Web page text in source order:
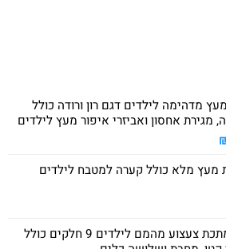
מדהימה לילדים דגם רון ורודה כולל
מגירת אחסון ואביזרי איפור מעץ לילדים
המחיר
הוא:
מעץ מלא כולל קערה למטבח לילדים
סט סירים ממתכת צעצוע מהמם לילדים 9 חלקים כולל